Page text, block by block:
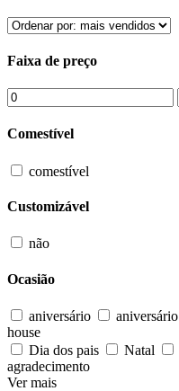
Faixa de preço
Comestível
comestível
Customizável
não
Ocasião
aniversário aniversário
house
Dia dos pais
Natal
agradecimento
Ver mais